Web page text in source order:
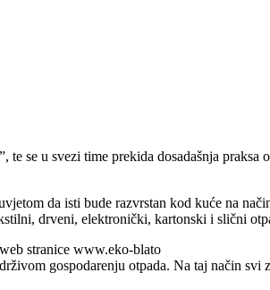
se u svezi time prekida dosadašnja praksa
da isti bude razvrstan kod kuće na
drveni, elektronički, kartonski i slični
stranice www.eko-blato
gospodarenju otpada. Na taj način svi